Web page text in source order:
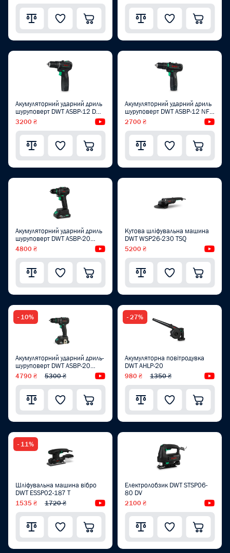
Акумуляторний ударний дриль
шуруповерт DWT ASBP-12 DN-
2
3200 ₴ Відеоогляд
Акумуляторний ударний дриль
шуруповерт DWT ASBP-12 NF-
1.5
2700 ₴
Акумуляторний ударний дриль
шуруповерт DWT ASBP-20
DNM-2 BMC
4800 ₴ Відеоогляд
Кутова шліфувальна машина
DWT WSP26-230 TSQ
5200 ₴
- 10%
Акумуляторний ударний дриль-
шуруповерт DWT ASBP-20
DNG-2 BMC
4790 ₴ 5300 ₴ Відеоогляд
- 27%
Акумуляторна повітродувка
DWT AHLP-20
980 ₴ 1350 ₴
- 11%
Шліфувальна машина вібро
DWT ESSP02-187 T
1535 ₴ 1720 ₴ Відеоогляд
Електролобзик DWT STSP06-
80 DV
2100 ₴